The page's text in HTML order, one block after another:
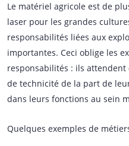
Le matériel agricole est de
laser pour les grandes
responsabilités liées aux
importantes. Ceci oblige les
responsabilités : ils attendent
de technicité de la part de
dans leurs fonctions au sein
Quelques exemples de